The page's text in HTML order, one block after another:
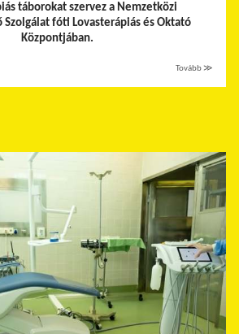
táborokat szervez a Nemzetközi
fóti Lovasterápiás és Oktató
Központjában.
Tovább ≫